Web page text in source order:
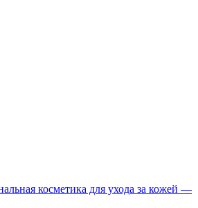
косметика для ухода за кожей —